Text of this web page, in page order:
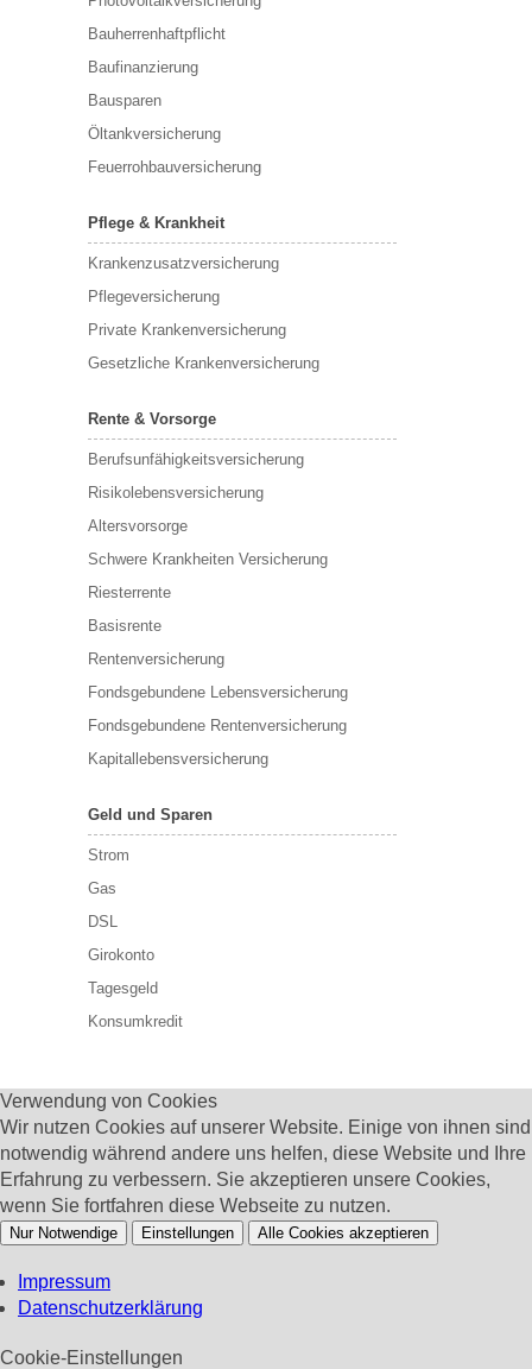
Bauherrenhaftpflicht
Baufinanzierung
Bausparen
Öltankversicherung
Feuerrohbauversicherung
Pflege & Krankheit
Krankenzusatzversicherung
Pflegeversicherung
Private Krankenversicherung
Gesetzliche Krankenversicherung
Rente & Vorsorge
Berufs­unfähigkeitsversicherung
Risikolebensversicherung
Altersvorsorge
Schwere Krankheiten Versicherung
Riesterrente
Basisrente
Rentenversicherung
Fondsgebundene Lebensversicherung
Fondsgebundene Rentenversicherung
Kapitallebensversicherung
Geld und Sparen
Strom
Gas
DSL
Girokonto
Tagesgeld
Konsumkredit
Verwendung von Cookies
Wir nutzen Cookies auf unserer Website. Einige von ihnen sind
notwendig während andere uns helfen, diese Website und Ihre
Erfahrung zu verbessern. Sie akzeptieren unsere Cookies,
wenn Sie fortfahren diese Webseite zu nutzen.
Nur Notwendige Einstellungen Alle Cookies akzeptieren
Impressum
Datenschutzerklärung
Cookie-Einstellungen